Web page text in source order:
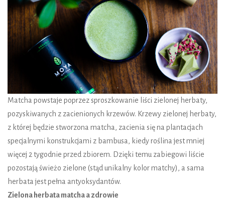
Matcha powstaje poprzez sproszkowanie liści zielonej herbaty,
pozyskiwanych z zacienionych krzewów. Krzewy zielonej herbaty,
z której będzie stworzona matcha, zacienia się na plantacjach
specjalnymi konstrukcjami z bambusa, kiedy roślina jest mniej
więcej 2 tygodnie przed zbiorem. Dzięki temu zabiegowi liście
pozostają świeżo zielone (stąd unikalny kolor matchy), a sama
herbata jest pełna antyoksydantów.
Zielona herbata matcha a zdrowie